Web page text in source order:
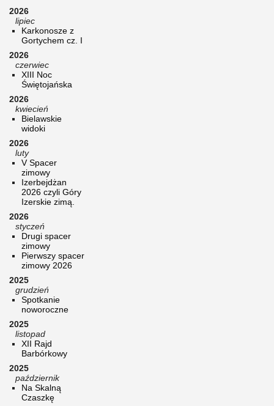
2026
lipiec
Karkonosze z
Gortychem cz. I
2026
czerwiec
XIII Noc
Świętojańska
2026
kwiecień
Bielawskie
widoki
2026
luty
V Spacer
zimowy
Izerbejdżan
2026 czyli Góry
Izerskie zimą.
2026
styczeń
Drugi spacer
zimowy
Pierwszy spacer
zimowy 2026
2025
grudzień
Spotkanie
noworoczne
2025
listopad
XII Rajd
Barbórkowy
2025
październik
Na Skalną
Czaszkę